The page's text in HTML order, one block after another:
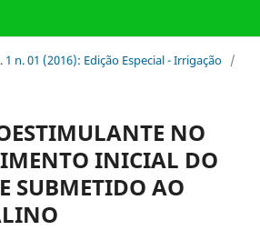
1 n. 01 (2016): Edição Especial - Irrigação /
NO
INICIAL DO
SUBMETIDO AO